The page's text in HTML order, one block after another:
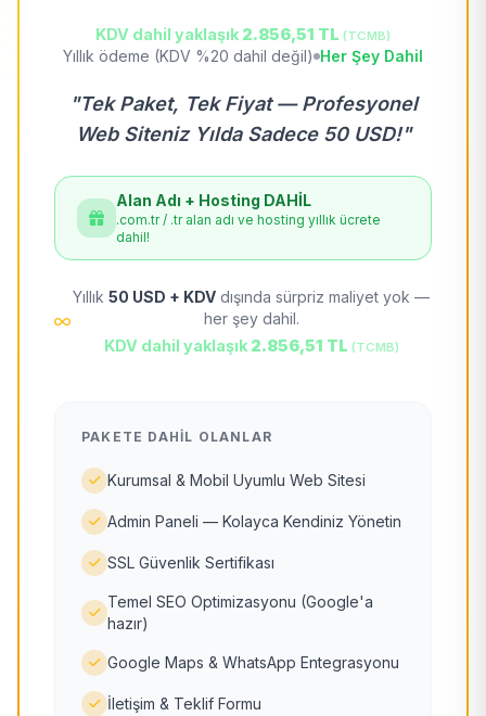
KDV dahil yaklaşık 2.856,51 TL (TCMB)
Yıllık ödeme (KDV %20 dahil değil) Her Şey Dahil
"Tek Paket, Tek Fiyat — Profesyonel
Web Siteniz Yılda Sadece 50 USD!"
Alan Adı + Hosting DAHİL
.com.tr / .tr alan adı ve hosting yıllık ücrete
dahil!
Yıllık 50 USD + KDV dışında sürpriz maliyet yok —
her şey dahil.
KDV dahil yaklaşık 2.856,51 TL (TCMB)
PAKETE DAHIL OLANLAR
Kurumsal & Mobil Uyumlu Web Sitesi
Admin Paneli — Kolayca Kendiniz Yönetin
SSL Güvenlik Sertifikası
Temel SEO Optimizasyonu (Google'a
hazır)
Google Maps & WhatsApp Entegrasyonu
İletişim & Teklif Formu